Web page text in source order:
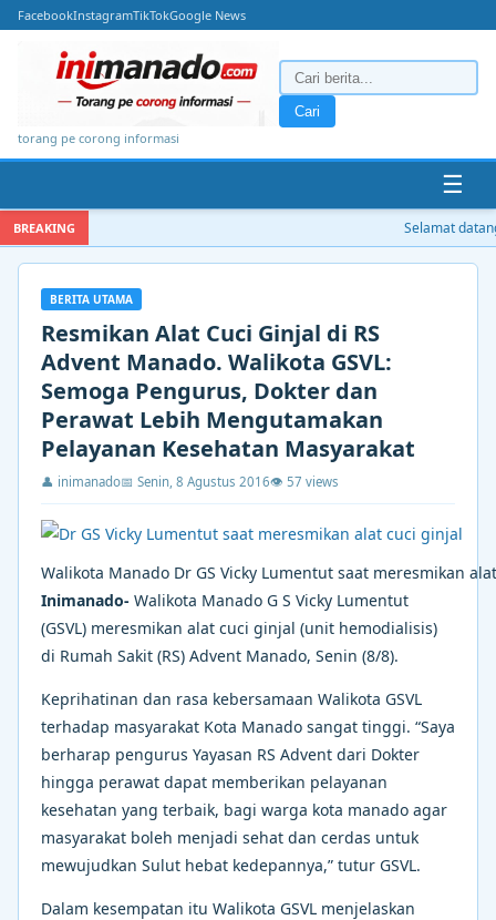
FacebookInstagramTikTokGoogle News
torang pe corong informasi
Cari
☰
BREAKING Selamat
BERITA UTAMA
Resmikan Alat Cuci Ginjal di RS
Advent Manado. Walikota GSVL:
Semoga Pengurus, Dokter dan
Perawat Lebih Mengutamakan
Pelayanan Kesehatan Masyarakat
👤 inimanado📅 Senin, 8 Agustus 2016👁 57 views
Walikota Manado Dr GS Vicky Lumentut saat meresmikan
Inimanado- Walikota Manado G S Vicky Lumentut
(GSVL) meresmikan alat cuci ginjal (unit hemodialisis)
di Rumah Sakit (RS) Advent Manado, Senin (8/8).
Keprihatinan dan rasa kebersamaan Walikota GSVL
terhadap masyarakat Kota Manado sangat tinggi. “Saya
berharap pengurus Yayasan RS Advent dari Dokter
hingga perawat dapat memberikan pelayanan
kesehatan yang terbaik, bagi warga kota manado agar
masyarakat boleh menjadi sehat dan cerdas untuk
mewujudkan Sulut hebat kedepannya,” tutur GSVL.
Dalam kesempatan itu Walikota GSVL menjelaskan